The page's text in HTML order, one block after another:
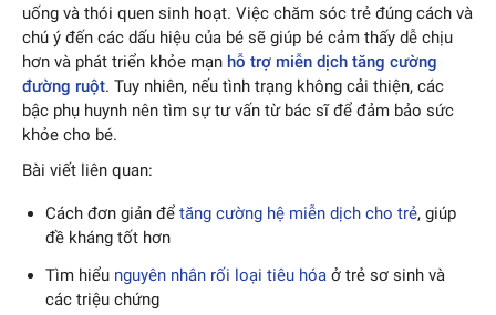
uống và thói quen sinh hoạt. Việc chăm sóc trẻ đúng cách và
chú ý đến các dấu hiệu của bé sẽ giúp bé cảm thấy dễ chịu
hơn và phát triển khỏe mạn hỗ trợ miễn dịch tăng cường
đường ruột. Tuy nhiên, nếu tình trạng không cải thiện, các
bậc phụ huynh nên tìm sự tư vấn từ bác sĩ để đảm bảo sức
khỏe cho bé.
Bài viết liên quan:
Cách đơn giản để tăng cường hệ miễn dịch cho trẻ, giúp
đề kháng tốt hơn
Tìm hiểu nguyên nhân rối loại tiêu hóa ở trẻ sơ sinh và
các triệu chứng